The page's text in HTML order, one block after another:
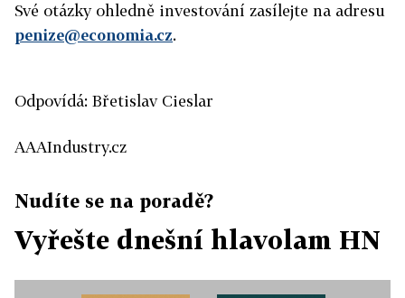
Své otázky ohledně investování zasílejte na adresu
penize@economia.cz.
Odpovídá: Břetislav Cieslar
AAAIndustry.cz
Nudíte se na poradě?
Vyřešte dnešní hlavolam HN